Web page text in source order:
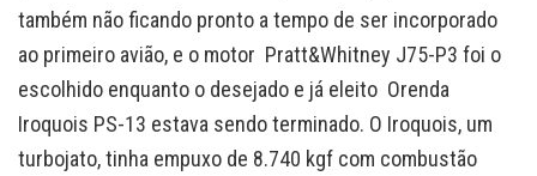
também não ficando pronto a tempo de ser incorporado
ao primeiro avião, e o motor Pratt&Whitney J75-P3 foi o
escolhido enquanto o desejado e já eleito Orenda
Iroquois PS-13 estava sendo terminado. O Iroquois, um
turbojato, tinha empuxo de 8.740 kgf com combustão